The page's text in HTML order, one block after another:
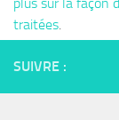
traitées.
SUIVRE :